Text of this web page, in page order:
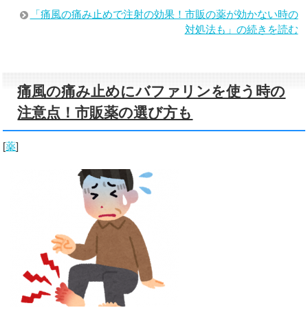
「痛風の痛み止めで注射の効果！市販の薬が効かない時の
対処法も」の続きを読む
痛風の痛み止めにバファリンを使う時の
注意点！市販薬の選び方も
[薬]